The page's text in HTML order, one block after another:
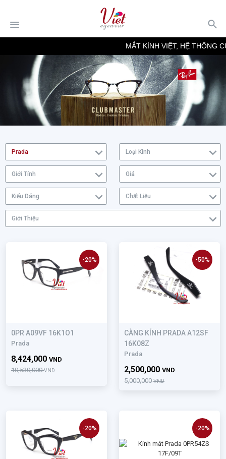
MẮT KÍNH VIỆT, HỆ THỐNG
Prada Loại Kính
Giới Tính Giá
Kiểu Dáng Chất Liệu
Giới Thiệu
0PR A09VF 16K1O1
Prada
10,530,000VND
8,424,000 VND
-20%
CÀNG KÍNH PRADA A12SF
16K08Z
Prada
5,000,000VND
2,500,000 VND
-50%
-20% -20%